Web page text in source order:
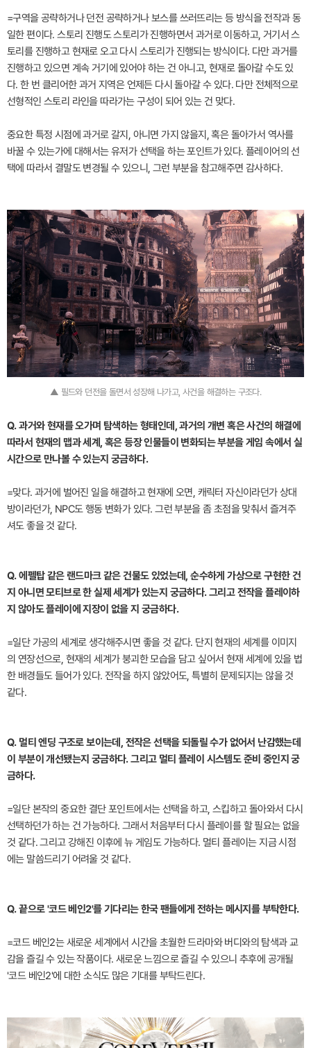
=구역을 공략하거나 던전 공략하거나 보스를 쓰러뜨리는 등 방식을 전작과 동
일한 편이다. 스토리 진행도 스토리가 진행하면서 과거로 이동하고, 거기서 스
토리를 진행하고 현재로 오고 다시 스토리가 진행되는 방식이다. 다만 과거를
진행하고 있으면 계속 거기에 있어야 하는 건 아니고, 현재로 돌아갈 수도 있
다. 한 번 클리어한 과거 지역은 언제든 다시 돌아갈 수 있다. 다만 전체적으로
선형적인 스토리 라인을 따라가는 구성이 되어 있는 건 맞다.
중요한 특정 시점에 과거로 갈지, 아니면 가지 않을지, 혹은 돌아가서 역사를
바꿀 수 있는가에 대해서는 유저가 선택을 하는 포인트가 있다. 플레이어의 선
택에 따라서 결말도 변경될 수 있으니, 그런 부분을 참고해주면 감사하다.
▲ 필드와 던전을 돌면서 성장해 나가고, 사건을 해결하는 구조다.
Q. 과거와 현재를 오가며 탐색하는 형태인데, 과거의 개변 혹은 사건의 해결에
따라서 현재의 맵과 세계, 혹은 등장 인물들이 변화되는 부분을 게임 속에서 실
시간으로 만나볼 수 있는지 궁금하다.
=맞다. 과거에 벌어진 일을 해결하고 현재에 오면, 캐릭터 자신이라던가 상대
방이라던가, NPC도 행동 변화가 있다. 그런 부분을 좀 초점을 맞춰서 즐겨주
셔도 좋을 것 같다.
Q. 에펠탑 같은 랜드마크 같은 건물도 있었는데, 순수하게 가상으로 구현한 건
지 아니면 모티브로 한 실제 세계가 있는지 궁금하다. 그리고 전작을 플레이하
지 않아도 플레이에 지장이 없을 지 궁금하다.
=일단 가공의 세계로 생각해주시면 좋을 것 같다. 단지 현재의 세계를 이미지
의 연장선으로, 현재의 세계가 붕괴한 모습을 담고 싶어서 현재 세계에 있을 법
한 배경들도 들어가 있다. 전작을 하지 않았어도, 특별히 문제되지는 않을 것
같다.
Q. 멀티 엔딩 구조로 보이는데, 전작은 선택을 되돌릴 수가 없어서 난감했는데
이 부분이 개선됐는지 궁금하다. 그리고 멀티 플레이 시스템도 준비 중인지 궁
금하다.
=일단 본작의 중요한 결단 포인트에서는 선택을 하고, 스킵하고 돌아와서 다시
선택하던가 하는 건 가능하다. 그래서 처음부터 다시 플레이를 할 필요는 없을
것 같다. 그리고 강해진 이후에 뉴 게임도 가능하다. 멀티 플레이는 지금 시점
에는 말씀드리기 어려울 것 같다.
Q. 끝으로 '코드 베인2'를 기다리는 한국 팬들에게 전하는 메시지를 부탁한다.
=코드 베인2는 새로운 세계에서 시간을 초월한 드라마와 버디와의 탐색과 교
감을 즐길 수 있는 작품이다. 새로운 느낌으로 즐길 수 있으니 추후에 공개될
'코드 베인2'에 대한 소식도 많은 기대를 부탁드린다.